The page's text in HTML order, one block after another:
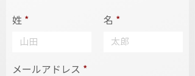
姓 名
メールアドレス